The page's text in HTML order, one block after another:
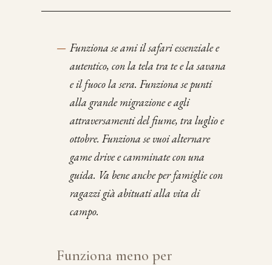
— Funziona se ami il safari essenziale e
autentico, con la tela tra te e la savana
e il fuoco la sera. Funziona se punti
alla grande migrazione e agli
attraversamenti del fiume, tra luglio e
ottobre. Funziona se vuoi alternare
game drive e camminate con una
guida. Va bene anche per famiglie con
ragazzi già abituati alla vita di
campo.
Funziona meno per